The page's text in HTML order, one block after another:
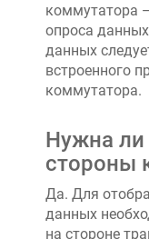
коммутатора
опроса данных
данных
встроенного
коммутатора.
Нужна ли
стороны
Да. Для
данных
на стороне